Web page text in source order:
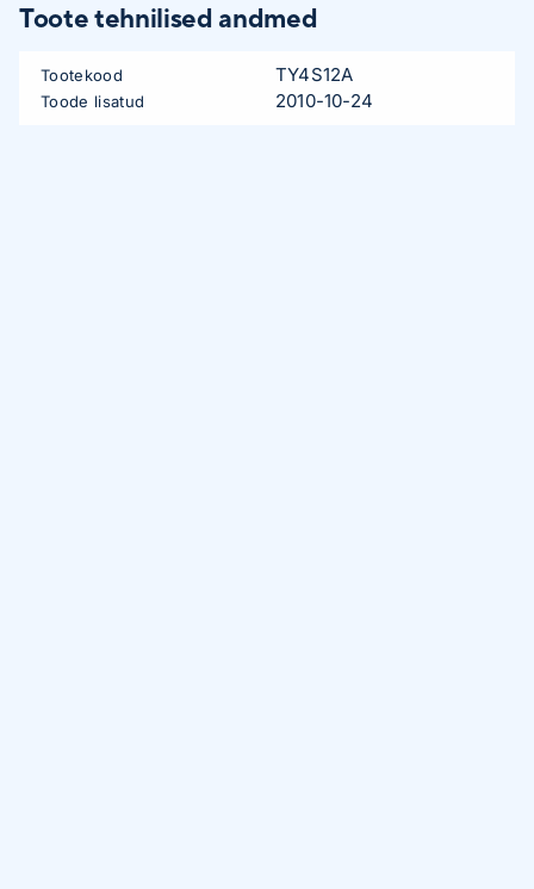
Toote tehnilised andmed
Tootekood TY4S12A
Toode lisatud 2010-10-24